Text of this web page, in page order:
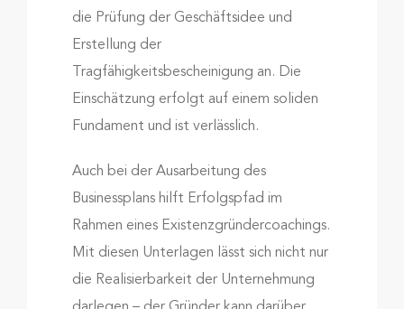
die Prüfung der Geschäftsidee und
Erstellung der
Tragfähigkeitsbescheinigung an. Die
Einschätzung erfolgt auf einem soliden
Fundament und ist verlässlich.
Auch bei der Ausarbeitung des
Businessplans hilft Erfolgspfad im
Rahmen eines Existenzgründercoachings.
Mit diesen Unterlagen lässt sich nicht nur
die Realisierbarkeit der Unternehmung